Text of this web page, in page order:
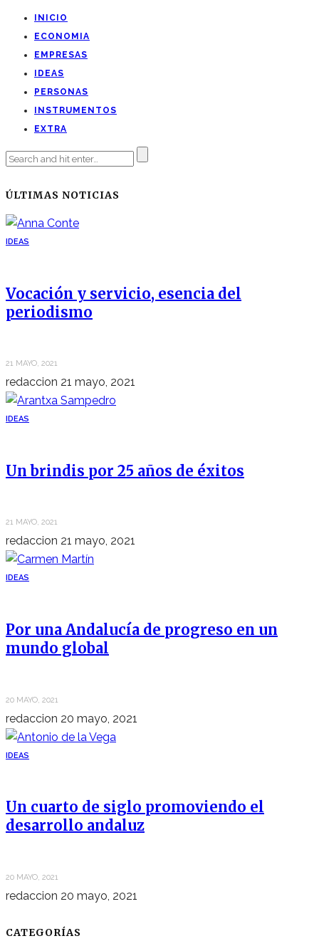
INICIO
ECONOMIA
EMPRESAS
IDEAS
PERSONAS
INSTRUMENTOS
EXTRA
ÚLTIMAS NOTICIAS
IDEAS
Vocación y servicio, esencia del
periodismo
21 MAYO, 2021
redaccion 21 mayo, 2021
IDEAS
Un brindis por 25 años de éxitos
21 MAYO, 2021
redaccion 21 mayo, 2021
IDEAS
Por una Andalucía de progreso en un
mundo global
20 MAYO, 2021
redaccion 20 mayo, 2021
IDEAS
Un cuarto de siglo promoviendo el
desarrollo andaluz
20 MAYO, 2021
redaccion 20 mayo, 2021
CATEGORÍAS